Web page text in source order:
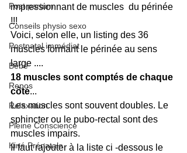
Post partum
Conseils physio sexo
Postnatal immédiat
Bébé
Repos
Relaxation
Pleine Conscience
Kiné Prénatale
impressionnant de muscles  du périnée
!!!
Voici, selon elle, un listing des 36
muscles formant le périnée au sens
large ....
18 muscles sont comptés de chaque
côté...
Les muscles sont souvent doubles. Le
sphincter ou le pubo-rectal sont des
muscles impairs.
Il faut rajouter à la liste ci -dessous le